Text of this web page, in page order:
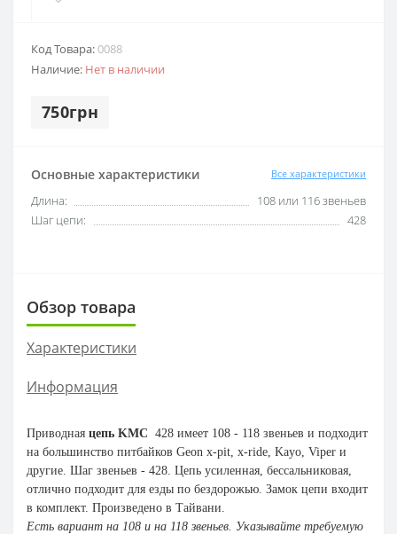
Код Товара:0088
Наличие: Нет в наличии
750грн
Основные характеристики Все характеристики
Длина:
108 или 116 звеньев
Шаг цепи:
428
Обзор товара
Характеристики
Информация
Приводная цепь KMC 428 имеет 108 - 118 звеньев и подходит
на большинство питбайков Geon x-pit, x-ride, Kayo, Viper и
другие. Шаг звеньев - 428. Цепь усиленная, бессальниковая,
отлично подходит для езды по бездорожью. Замок цепи входит
в комплект. Произведено в Тайвани.
Есть вариант на 108 и на 118 звеньев. Указывайте требуемую